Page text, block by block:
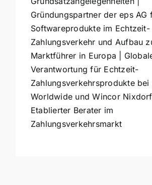
Gründungspartner der eps AG
Softwareprodukte im Echtzeit-
Zahlungsverkehr und Aufbau
Marktführer in Europa |
Verantwortung für Echtzeit-
Zahlungsverkehrsprodukte bei
Worldwide und Wincor Nixdorf
Etablierter Berater im
Zahlungsverkehrsmarkt